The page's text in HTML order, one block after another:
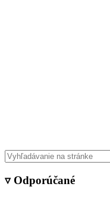
▿ Odporúčané